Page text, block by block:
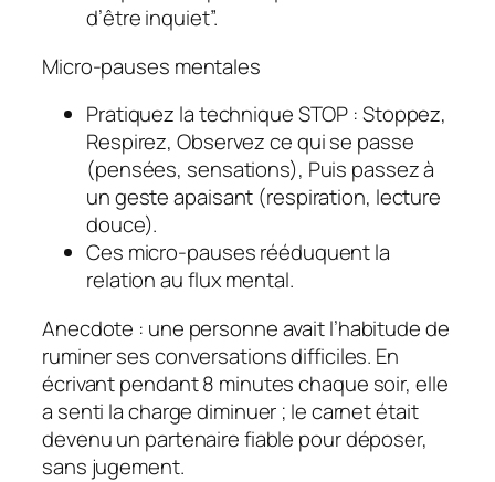
d’être inquiet”.
Micro-pauses mentales
Pratiquez la technique STOP : Stoppez,
Respirez, Observez ce qui se passe
(pensées, sensations), Puis passez à
un geste apaisant (respiration, lecture
douce).
Ces micro-pauses rééduquent la
relation au flux mental.
Anecdote : une personne avait l’habitude de
ruminer ses conversations difficiles. En
écrivant pendant 8 minutes chaque soir, elle
a senti la charge diminuer ; le carnet était
devenu un partenaire fiable pour déposer,
sans jugement.